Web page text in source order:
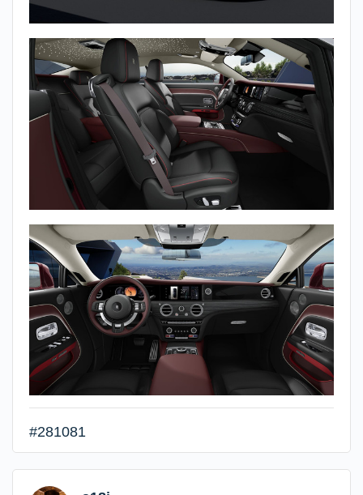
#281081